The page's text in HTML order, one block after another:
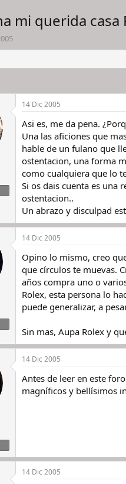
mi querida casa
14 Dic 2005
Asi es, me da pena.
Una las aficiones que
hable de un fulano que
ostentacion, una forma
como cualquiera que lo
Si os dais cuenta es una
ostentacion..
Un abrazo y disculpad
14 Dic 2005
Opino lo mismo, creo
que círculos te muevas.
años compra uno o
Rolex, esta persona lo
puede generalizar, a
Sin mas, Aupa Rolex y
14 Dic 2005
Antes de leer en este
magníficos y bellísimos
14 Dic 2005